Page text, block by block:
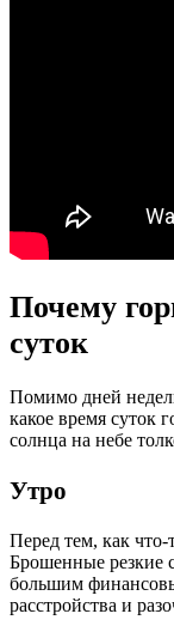
Почему
суток
Помимо дней
какое время суток
солнца на небе
Утро
Перед тем, как что-
Брошенные резкие
большим
расстройства и